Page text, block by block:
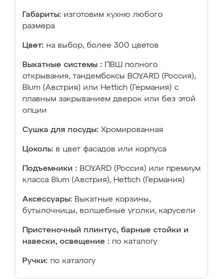
Габариты: изготовим кухню любого
размера
Цвет: на выбор, более 300 цветов
Выкатные системы :
ПВШ полного
открывания, тандембоксы BOYARD (Россия),
Blum (Австрия) или Hettich (Германия) с
плавным закрыванием дверок или без этой
опции
Сушка для посуды: Хромированная
Цоколь: в цвет фасадов или корпуса
Подъемники : BOYARD (Россия) или премиум
класса Blum (Австрия), Hettich (Германия)
Аксессуары: Выкатные корзины,
бутылочницы, волшебные уголки, карусели
Пристеночный плинтус, барные стойки и
навески, освещение : по каталогу
Ручки: по каталогу